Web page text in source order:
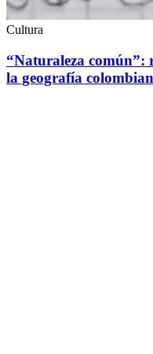
Cultura
“Naturaleza común”:
la geografía